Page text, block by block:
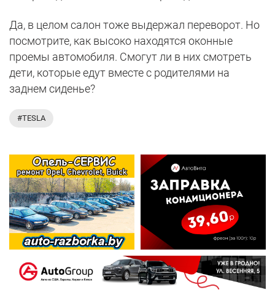
Да, в целом салон тоже выдержал переворот. Но
посмотрите, как высоко находятся оконные
проемы автомобиля. Смогут ли в них смотреть
дети, которые едут вместе с родителями на
заднем сиденье?
#TESLA